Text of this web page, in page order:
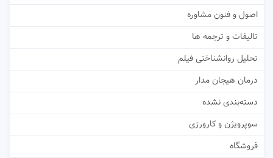
اصول و فنون مشاوره
تالیفات و ترجمه ها
تحلیل روانشناختی فیلم
درمان هیجان مدار
دسته‌بندی نشده
سوپرویژن و کارورزی
فروشگاه